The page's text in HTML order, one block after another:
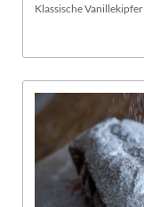
Klassische